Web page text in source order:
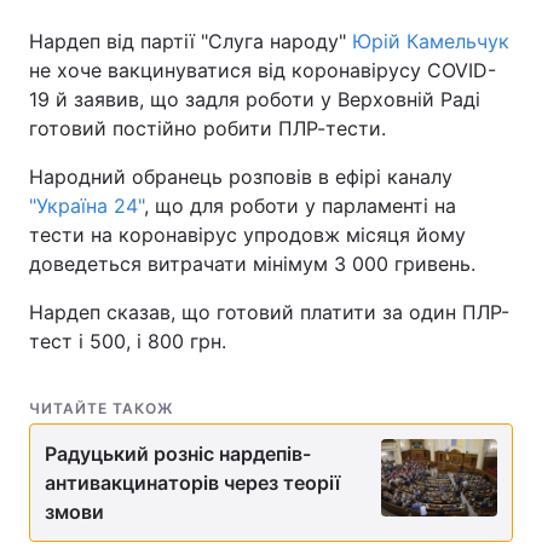
Головна Війна
Україна Політика
Спорт Наука
Техно і зв'язок Лайт
Зброя Інциденти
Цікавинки
Екологія
Лонгріди
Нардеп від партії "Слуга народу" Юрій Камельчук
не хоче вакцинуватися від коронавірусу COVID-
19 й заявив, що задля роботи у Верховній Раді
готовий постійно робити ПЛР-тести.
Народний обранець розповів в ефірі каналу
"Україна 24", що для роботи у парламенті на
тести на коронавірус упродовж місяця йому
доведеться витрачати мінімум 3 000 гривень.
Нардеп сказав, що готовий платити за один ПЛР-
тест і 500, і 800 грн.
ЧИТАЙТЕ ТАКОЖ
Радуцький розніс нардепів-
антивакцинаторів через теорії
змови